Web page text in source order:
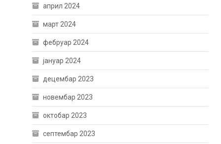
април 2024
март 2024
фебруар 2024
јануар 2024
децембар 2023
новембар 2023
октобар 2023
септембар 2023